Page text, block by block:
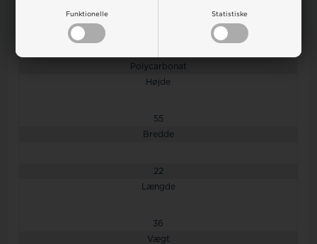
Funktionelle Statistiske
Polycarbonat
Højde
55
Bredde
22
Længde
36
Vægt